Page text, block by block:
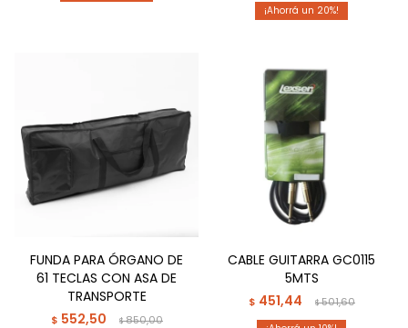
20
FUNDA PARA ÓRGANO DE
61 TECLAS CON ASA DE
TRANSPORTE
$ 552,50 $850,00
CABLE GUITARRA GC0115
5MTS
$ 451,44 $501,60